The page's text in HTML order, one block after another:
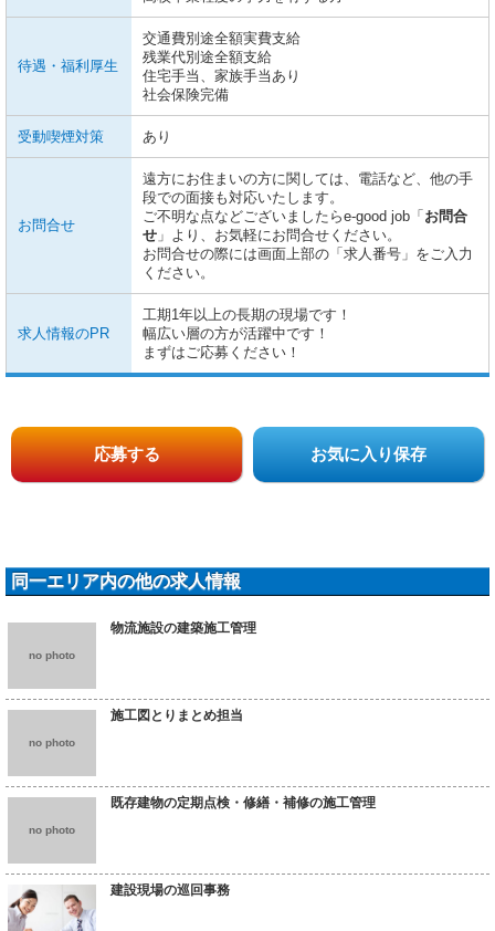
待遇・福利厚生
交通費別途全額実費支給
残業代別途全額支給
住宅手当、家族手当あり
社会保険完備
受動喫煙対策 あり
お問合せ
遠方にお住まいの方に関しては、電話など、他の手
段での面接も対応いたします。
ご不明な点などございましたらe-good job「 お問合
せ 」より、お気軽にお問合せください。
お問合せの際には画面上部の「求人番号」をご入力
ください。
求人情報のPR
工期1年以上の長期の現場です！
幅広い層の方が活躍中です！
まずはご応募ください！
応募する お気に入り保存
同一エリア内の他の求人情報
no photo
物流施設の建築施工管理
no photo
施工図とりまとめ担当
no photo
既存建物の定期点検・修繕・補修の施工管理
建設現場の巡回事務